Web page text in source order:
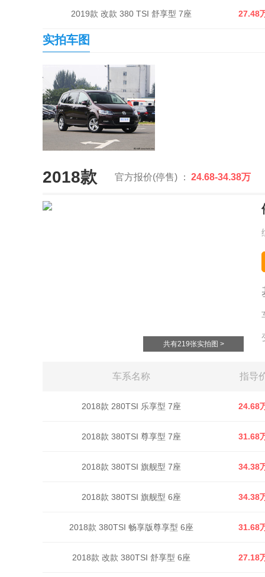
2019款 改款 380 TSI 舒享型 7座 27.48
实拍车图
2018款 官方报价(停售) ： 24.68-34.38万
共有219张实拍图 >
车系名称 指导
2018款 280TSI 乐享型 7座 24.68
2018款 380TSI 尊享型 7座 31.68
2018款 380TSI 旗舰型 7座 34.38
2018款 380TSI 旗舰型 6座 34.38
2018款 380TSI 畅享版尊享型 6座 31.68
2018款 改款 380TSI 舒享型 6座 27.18